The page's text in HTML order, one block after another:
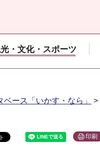
・文化・スポーツ
ース「いかす・なら」 >
印刷